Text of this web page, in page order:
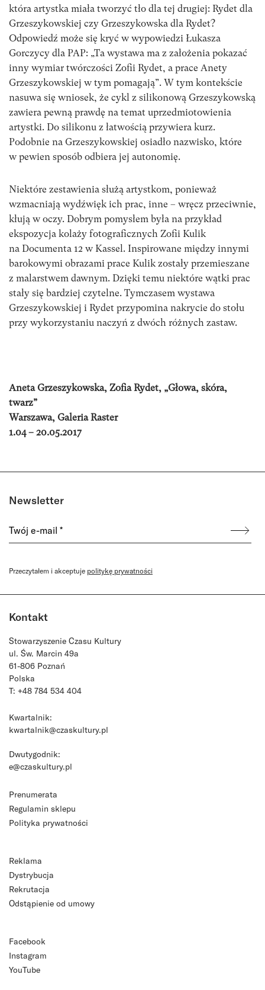
która artystka miała tworzyć tło dla tej drugiej: Rydet dla
Grzeszykowskiej czy Grzeszykowska dla Rydet?
Odpowiedź może się kryć w wypowiedzi Łukasza
Gorczycy dla PAP: „Ta wystawa ma z założenia pokazać
inny wymiar twórczości Zofii Rydet, a prace Anety
Grzeszykowskiej w tym pomagają”. W tym kontekście
nasuwa się wniosek, że cykl z silikonową Grzeszykowską
zawiera pewną prawdę na temat uprzedmiotowienia
artystki. Do silikonu z łatwością przywiera kurz.
Podobnie na Grzeszykowskiej osiadło nazwisko, które
w pewien sposób odbiera jej autonomię.
Niektóre zestawienia służą artystkom, ponieważ
wzmacniają wydźwięk ich prac, inne – wręcz przeciwnie,
kłują w oczy. Dobrym pomysłem była na przykład
ekspozycja kolaży fotograficznych Zofii Kulik
na Documenta 12 w Kassel. Inspirowane między innymi
barokowymi obrazami prace Kulik zostały przemieszane
z malarstwem dawnym. Dzięki temu niektóre wątki prac
stały się bardziej czytelne. Tymczasem wystawa
Grzeszykowskiej i Rydet przypomina nakrycie do stołu
przy wykorzystaniu naczyń z dwóch różnych zastaw.
Aneta Grzeszykowska, Zofia Rydet, „Głowa, skóra,
twarz”
Warszawa, Galeria Raster
1.04 – 20.05.2017
Newsletter
Przeczytałem i akceptuje politykę prywatności
Kontakt
Stowarzyszenie Czasu Kultury
ul. Św. Marcin 49a
61-806 Poznań
Polska
T: +48 784 534 404
Kwartalnik:
kwartalnik@czaskultury.pl
Dwutygodnik:
e@czaskultury.pl
Prenumerata
Regulamin sklepu
Polityka prywatności
Reklama
Dystrybucja
Rekrutacja
Odstąpienie od umowy
Facebook
Instagram
YouTube